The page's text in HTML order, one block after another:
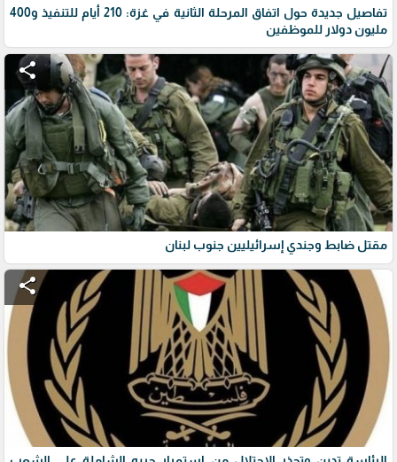
تفاصيل جديدة حول اتفاق المرحلة الثانية في غزة: 210 أيام للتنفيذ و400
مليون دولار للموظفين
share
مقتل ضابط وجندي إسرائيليين جنوب لبنان
share